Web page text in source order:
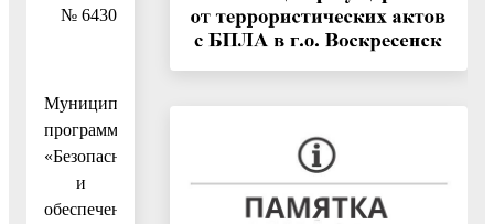
№ 6430
Муниципальная
программа
«Безопасность
и
обеспечение